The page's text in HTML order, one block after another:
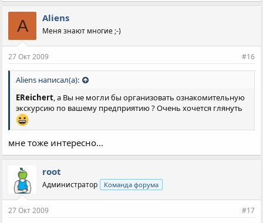
A Aliens
Меня знают многие ;-)
27 Окт 2009 #16
Aliens написал(а):
EReichert, а Вы не могли бы организовать ознакомительную
экскурсию по вашему предприятию ? Очень хочется глянуть
мне тоже интересно...
root
Администратор Команда форума
27 Окт 2009 #17